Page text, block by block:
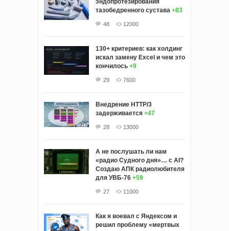
эндопротезирования
тазобедренного сустава +83
48 12000
130+ критериев: как холдинг
искал замену Excel и чем это
кончилось +9
29 7600
Внедрение HTTP/3
задерживается +47
28 13000
А не послушать ли нам
«радио Судного дня»… с AI?
Создаю АПК радиолюбителя
для УВБ-76 +59
27 11000
Как я воевал с Яндексом и
решил проблему «мертвых